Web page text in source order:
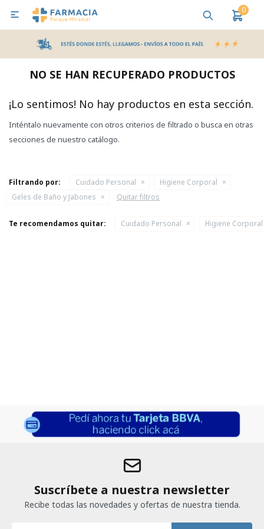
0

NO SE HAN RECUPERADO PRODUCTOS
¡Lo sentimos! No hay productos en esta sección.
Inténtalo nuevamente con otros criterios de filtrado o busca en otras
secciones de nuestro catálogo.
Filtrando por: Cuidado Personal
Higiene Corporal
Geles de Baño y Jabones
Quitar filtros
Te recomendamos quitar: Cuidado Personal Higiene Corporal
Suscríbete a nuestra newsletter
Recibe todas las novedades y ofertas de nuestra tienda.
MI CUENTA
Bebes y Maternidad Salud
Pañales y Toallitas
Lactancia y Nutrición
Higiene y Bienestar